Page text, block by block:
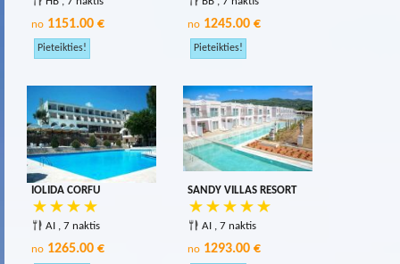
no 1151.00 €
no 1245.00 €
IOLIDA CORFU
AI , 7 naktis
no 1265.00 €
SANDY VILLAS RESORT
AI , 7 naktis
no 1293.00 €